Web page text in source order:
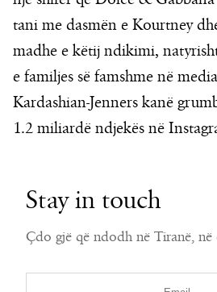
tani me dasmën e Kourtney
madhe e këtij ndikimi,
e familjes së famshme në
Kardashian-Jenners kanë
1.2 miliardë ndjekës në
Stay in touch
Çdo gjë që ndodh në Tiranë, në